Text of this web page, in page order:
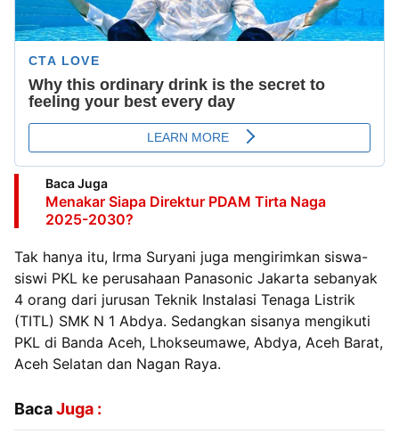
Baca Juga
Menakar Siapa Direktur PDAM Tirta Naga
2025-2030?
Tak hanya itu, Irma Suryani juga mengirimkan siswa-
siswi PKL ke perusahaan Panasonic Jakarta sebanyak
4 orang dari jurusan Teknik Instalasi Tenaga Listrik
(TITL) SMK N 1 Abdya. Sedangkan sisanya mengikuti
PKL di Banda Aceh, Lhokseumawe, Abdya, Aceh Barat,
Aceh Selatan dan Nagan Raya.
BacaJuga :